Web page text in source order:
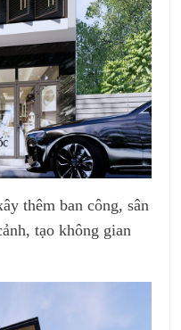
thêm ban công, sân
tạo không gian